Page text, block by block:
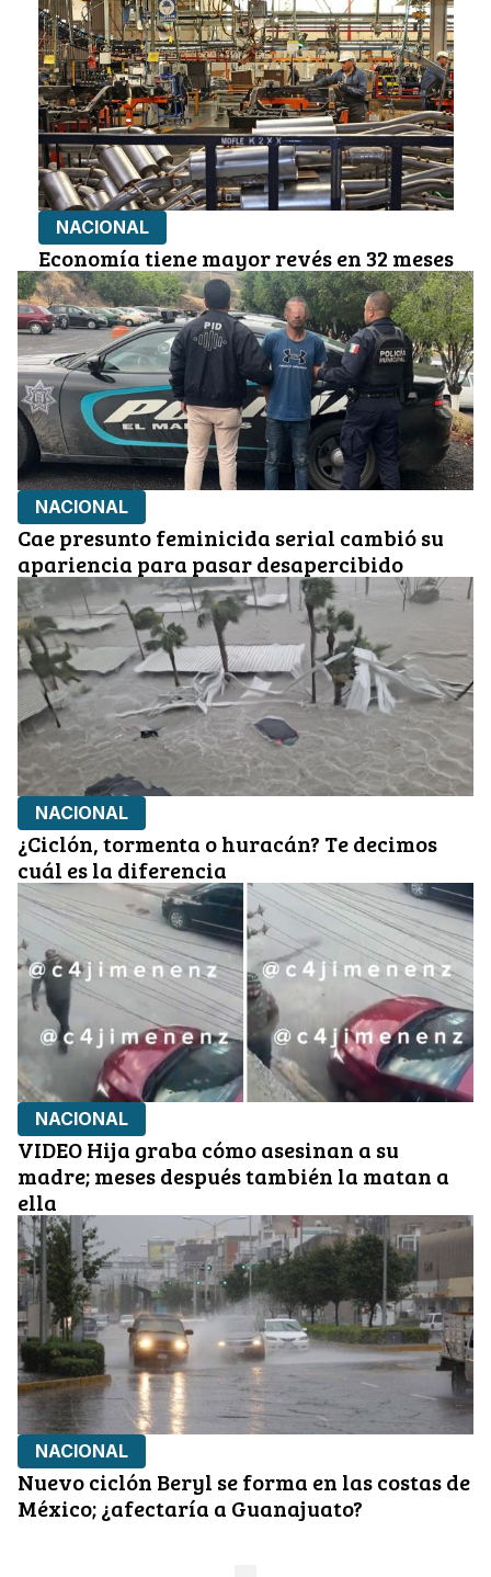
NACIONAL
Economía tiene mayor revés en 32 meses
NACIONAL
Cae presunto feminicida serial cambió su
apariencia para pasar desapercibido
NACIONAL
¿Ciclón, tormenta o huracán? Te decimos
cuál es la diferencia
NACIONAL
VIDEO Hija graba cómo asesinan a su
madre; meses después también la matan a
ella
NACIONAL
Nuevo ciclón Beryl se forma en las costas de
México; ¿afectaría a Guanajuato?